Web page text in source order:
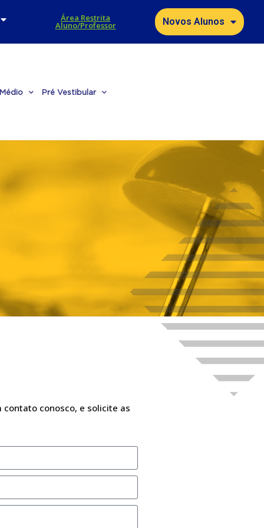
Área Restrita
Aluno/Professor Novos Alunos
Pré Vestibular
contato conosco, e solicite as